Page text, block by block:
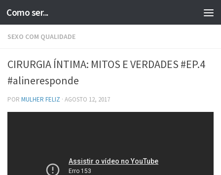
Skip to content
Como ser...
SEXO COM QUALIDADE
CIRURGIA ÍNTIMA: MITOS E VERDADES #EP.4
#alineresponde
POR MULHER FELIZ · AGOSTO 12, 2017